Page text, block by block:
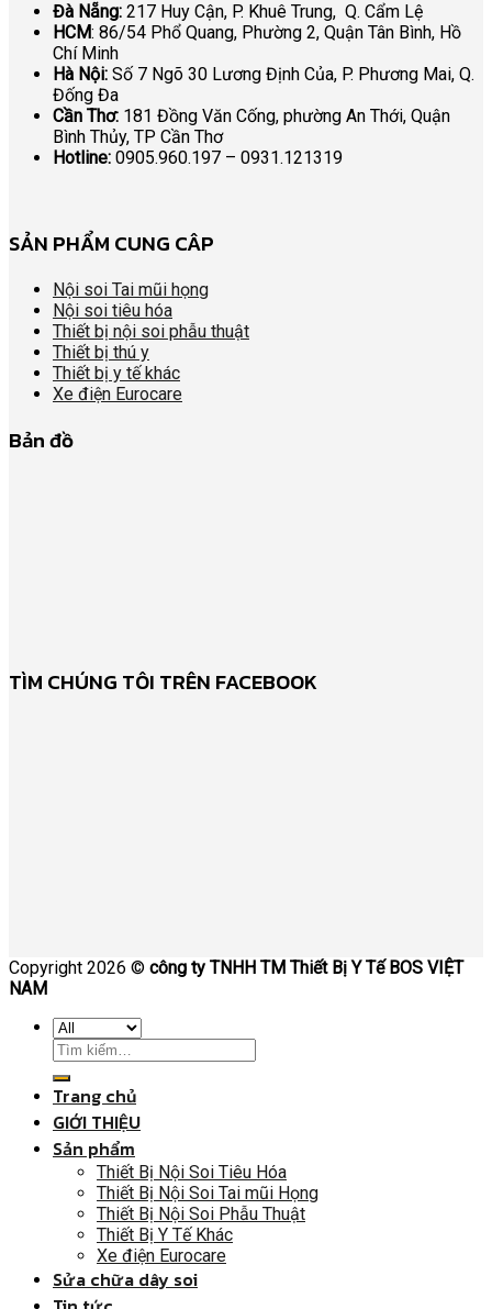
Đà Nẵng: 217 Huy Cận, P. Khuê Trung, Q. Cẩm Lệ
HCM: 86/54 Phổ Quang, Phường 2, Quận Tân Bình, Hồ
Chí Minh
Hà Nội: Số 7 Ngõ 30 Lương Định Của, P. Phương Mai, Q.
Đống Đa
Cần Thơ: 181 Đồng Văn Cống, phường An Thới, Quận
Bình Thủy, TP Cần Thơ
Hotline: 0905.960.197 – 0931.121319
SẢN PHẨM CUNG CÂP
Nội soi Tai mũi họng
Nội soi tiêu hóa
Thiết bị nội soi phẫu thuật
Thiết bị thú y
Thiết bị y tế khác
Xe điện Eurocare
Bản đồ
TÌM CHÚNG TÔI TRÊN FACEBOOK
Copyright 2026 © công ty TNHH TM Thiết Bị Y Tế BOS VIỆT
NAM
Trang chủ
GIỚI THIỆU
Sản phẩm
Thiết Bị Nội Soi Tiêu Hóa
Thiết Bị Nội Soi Tai mũi Họng
Thiết Bị Nội Soi Phẫu Thuật
Thiết Bị Y Tế Khác
Xe điện Eurocare
Sửa chữa dây soi